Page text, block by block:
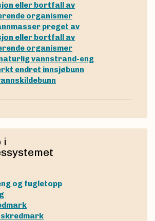
eller bortfall av
organismer
preget av
eller bortfall av
organismer
vannstrand-eng
endret innsjøbunn
i
og fugletopp